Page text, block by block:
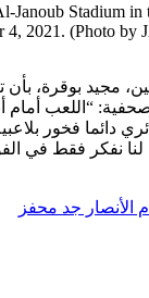
Janoub Stadium
4, 2021. (Photo
مجيد
“اللعب
دائما فخور
لنا نفكر فقط في
الأنصار جد محفز